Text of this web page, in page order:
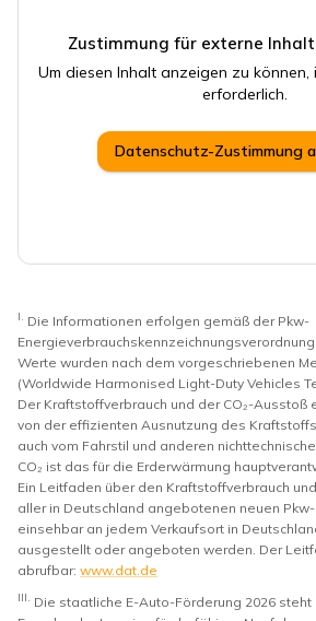
Zustimmung für externe
Um diesen Inhalt anzeigen zu können,
erforderlich.
Datenschutz-Zustimmung
I. Die Informationen erfolgen gemäß der Pkw-
Werte wurden nach dem vorgeschriebenen
(Worldwide Harmonised Light-Duty Vehicles
Der Kraftstoffverbrauch und der CO₂-Ausstoß
von der effizienten Ausnutzung des
auch vom Fahrstil und anderen
CO₂ ist das für die Erderwärmung
Ein Leitfaden über den Kraftstoffverbrauch
aller in Deutschland angebotenen neuen
einsehbar an jedem Verkaufsort in
ausgestellt oder angeboten werden. Der
abrufbar: www.dat.de
III. Die staatliche E-Auto-Förderung 2026